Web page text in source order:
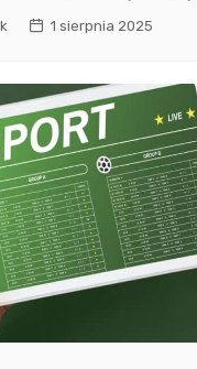
1 sierpnia 2025